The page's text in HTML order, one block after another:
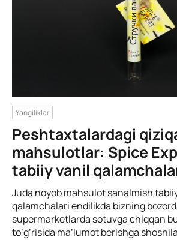
Yangiliklar
Peshtaxtalardagi
mahsulotlar: Spice
tabiiy vanil
Juda noyob mahsulot sanalmish
qalamchalari endilikda bizning
supermarketlarda sotuvga chiqqan
to’g’risida ma’lumot berishga